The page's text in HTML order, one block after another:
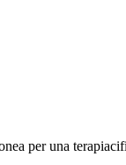
per una